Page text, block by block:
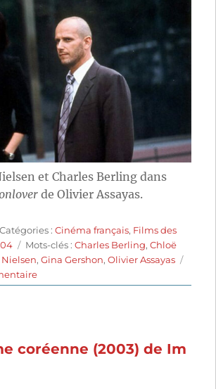
et Charles Berling dans
de Olivier Assayas.
Catégories
Catégories :Cinéma français, Films des
Étiquettes
Mots-clés :Charles Berling,Chloë
,Gina Gershon,Olivier Assayas
sur
Demonlover
Assayas
coréenne (2003) de Im